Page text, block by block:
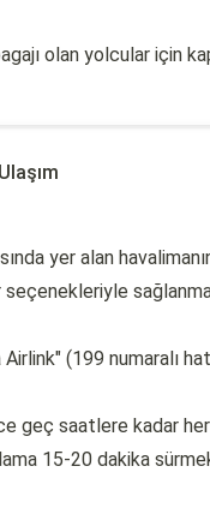
olan yolcular için
yer alan
(199 numaralı
geç saatlere kadar
15-20 dakika